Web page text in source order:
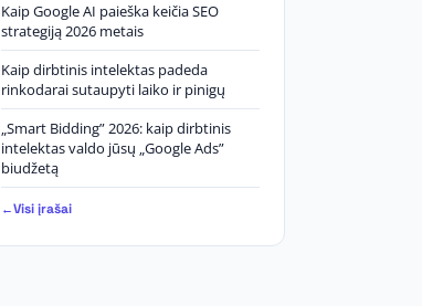
Kaip Google AI paieška keičia SEO
strategiją 2026 metais
Kaip dirbtinis intelektas padeda
rinkodarai sutaupyti laiko ir pinigų
„Smart Bidding” 2026: kaip dirbtinis
intelektas valdo jūsų „Google Ads”
biudžetą
Visi įrašai